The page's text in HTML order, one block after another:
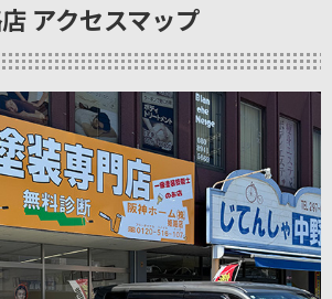
アクセスマップ